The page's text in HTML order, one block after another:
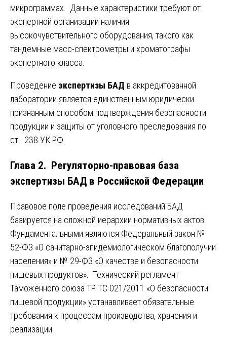
микрограммах. Данные характеристики требуют от
экспертной организации наличия
высокочувствительного оборудования, такого как
тандемные масс-спектрометры и хроматографы
экспертного класса.
Проведение экспертизы БАД в аккредитованной
лаборатории является единственным юридически
признанным способом подтверждения безопасности
продукции и защиты от уголовного преследования по
ст. 238 УК РФ.
Глава 2. Регуляторно-правовая база
экспертизы БАД в Российской Федерации
Правовое поле проведения исследований БАД
базируется на сложной иерархии нормативных актов.
Фундаментальными являются Федеральный закон №
52-ФЗ «О санитарно-эпидемиологическом благополучии
населения» и № 29-ФЗ «О качестве и безопасности
пищевых продуктов». Технический регламент
Таможенного союза ТР ТС 021/2011 «О безопасности
пищевой продукции» устанавливает обязательные
требования к процессам производства, хранения и
реализации.